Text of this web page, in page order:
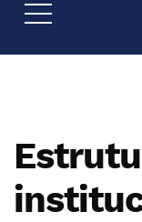
Ir para o menu de
Ir para o conteúdo
Ir para o rodapé